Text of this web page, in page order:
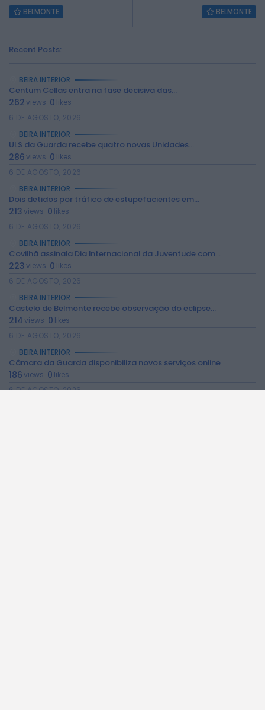
2026 Rádio Caria. Todos os direitos
BELMONTE BELMONTE
Recent Posts:
BEIRA INTERIOR
Centum Cellas entra na fase decisiva das...
262views 0 likes
6 DE AGOSTO, 2026
BEIRA INTERIOR
ULS da Guarda recebe quatro novas Unidades...
286views 0 likes
6 DE AGOSTO, 2026
BEIRA INTERIOR
Dois detidos por tráfico de estupefacientes em...
213views 0 likes
6 DE AGOSTO, 2026
BEIRA INTERIOR
Covilhã assinala Dia Internacional da Juventude com...
223views 0 likes
6 DE AGOSTO, 2026
BEIRA INTERIOR
Castelo de Belmonte recebe observação do eclipse...
214views 0 likes
6 DE AGOSTO, 2026
BEIRA INTERIOR
Câmara da Guarda disponibiliza novos serviços online
186views 0 likes
6 DE AGOSTO, 2026